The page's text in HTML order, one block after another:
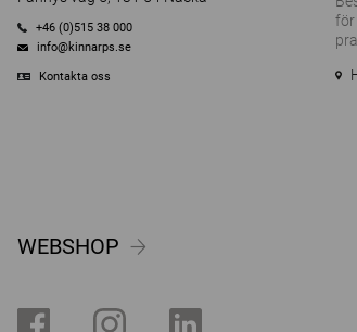
+46 (0)515 38 000
info@kinnarps.se
Kontakta oss
för
WEBSHOP